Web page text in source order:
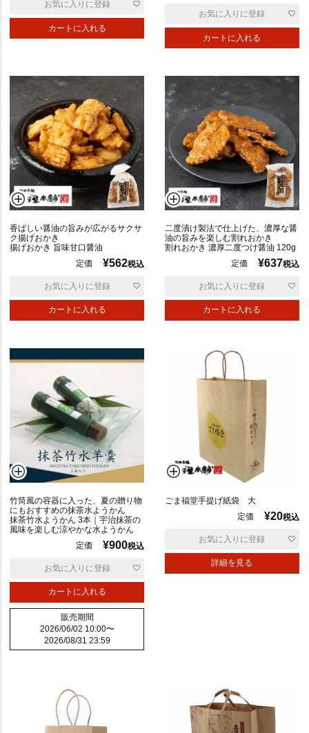
カートに入れる
お気に入りに登録
カートに入れる
お気に入りに登録
香ばしい醤油の旨みが広がるサクサ
ク揚げおかき
揚げおかき 旨味甘口醤油
定価
¥562税込
カートに入れる
お気に入りに登録
二度漬け製法で仕上げた、濃厚な醤
油の旨みを楽しむ割れおかき
割れおかき 濃厚二度つけ醤油 120g
定価
¥637税込
カートに入れる
お気に入りに登録
竹筒風の容器に入った、夏の贈り物
にもおすすめの抹茶水ようかん
抹茶竹水ようかん 3本｜宇治抹茶の
風味を楽しむ涼やかな水ようかん
定価
¥900税込
カートに入れる
お気に入りに登録
販売期間
2026/06/02 10:00〜
2026/08/31 23:59
ごま福堂手提げ紙袋 大
定価
¥20税込
詳細を見る
お気に入りに登録